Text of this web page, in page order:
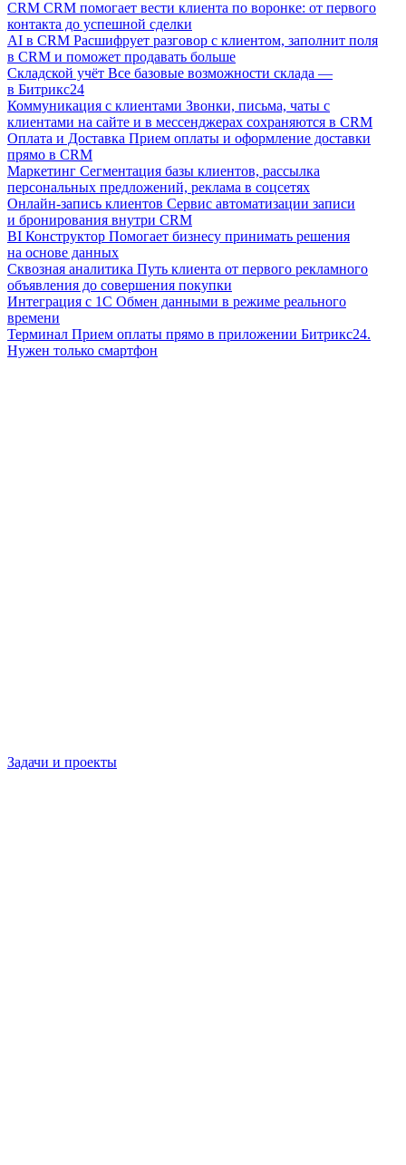
CRM CRM помогает вести клиента по воронке: от первого
контакта до успешной сделки
AI в CRM Расшифрует разговор с клиентом, заполнит поля
в CRM и поможет продавать больше
Складской учёт Все базовые возможности склада —
в Битрикс24
Коммуникация с клиентами Звонки, письма, чаты с
клиентами на сайте и в мессенджерах сохраняются в CRM
Оплата и Доставка Прием оплаты и оформление доставки
прямо в CRM
Маркетинг Сегментация базы клиентов, рассылка
персональных предложений, реклама в соцсетях
Онлайн-запись клиентов Сервис автоматизации записи
и бронирования внутри CRM
BI Конструктор Помогает бизнесу принимать решения
на основе данных
Сквозная аналитика Путь клиента от первого рекламного
объявления до совершения покупки
Интеграция с 1С Обмен данными в режиме реального
времени
Терминал Прием оплаты прямо в приложении Битрикс24.
Нужен только смартфон
Задачи и проекты